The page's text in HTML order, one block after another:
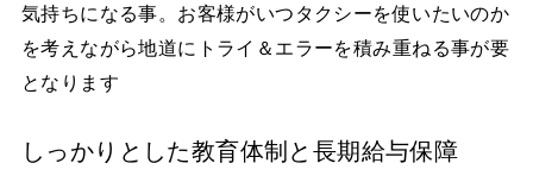
気持ちになる事。お客様がいつタクシーを使いたいのか
を考えながら地道にトライ＆エラーを積み重ねる事が要
となります
しっかりとした教育体制と長期給与保障